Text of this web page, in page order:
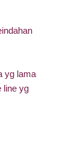
yg lama
line yg